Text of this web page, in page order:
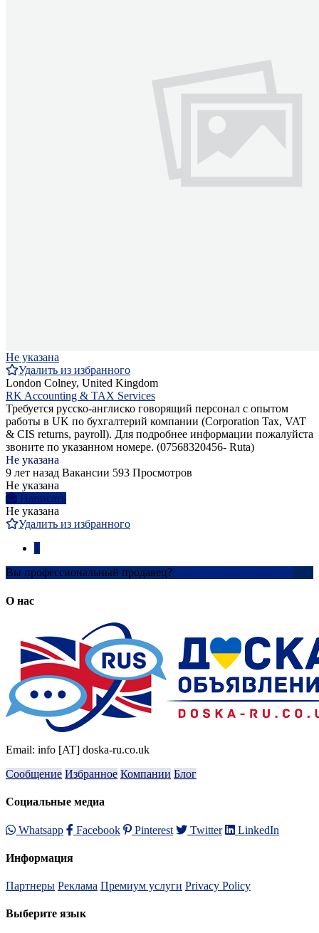
Не указана
Удалить из избранного
London Colney, United Kingdom
RK Accounting & TAX Services
Требуется русско-англиско говорящий персонал с опытом
работы в UK по бухгалтерий компании (Corporation Tax, VAT
& CIS returns, payroll). Для подробнее информации пожалуйста
звоните по указанном номере. (07568320456- Ruta)
Не указана
9 лет назад Вакансии 593 Просмотров
Не указана
Написать
Не указана
Удалить из избранного
1
Вы профессиональный продавец?
О нас
Email: info [AT] doska-ru.co.uk
Сообщение Избранное Компании Блог
Социальные медиа
Whatsapp Facebook Pinterest Twitter LinkedIn
Информация
Партнеры Реклама Премиум услуги Privacy Policy
Выберите язык